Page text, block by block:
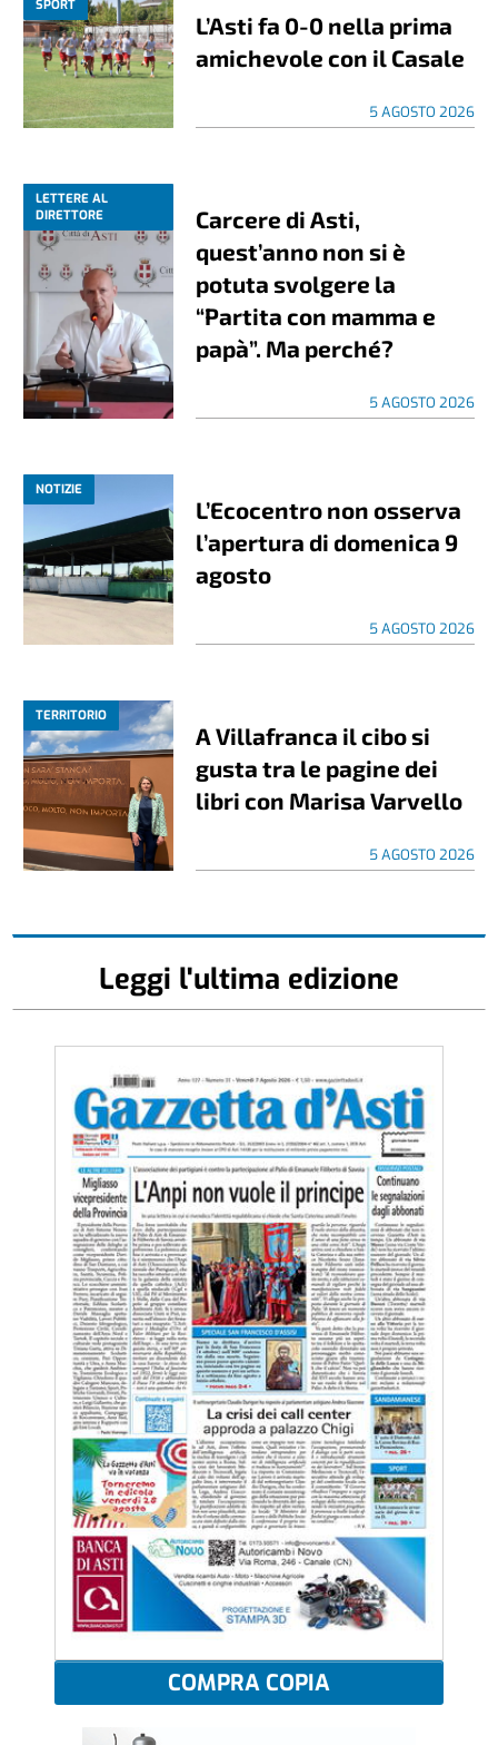
SPORT
L’Asti fa 0-0 nella prima
amichevole con il Casale
5 AGOSTO 2026
LETTERE AL
DIRETTORE
Carcere di Asti,
quest’anno non si è
potuta svolgere la
“Partita con mamma e
papà”. Ma perché?
5 AGOSTO 2026
NOTIZIE
L’Ecocentro non osserva
l’apertura di domenica 9
agosto
5 AGOSTO 2026
TERRITORIO
A Villafranca il cibo si
gusta tra le pagine dei
libri con Marisa Varvello
5 AGOSTO 2026
Leggi l'ultima edizione
COMPRA COPIA